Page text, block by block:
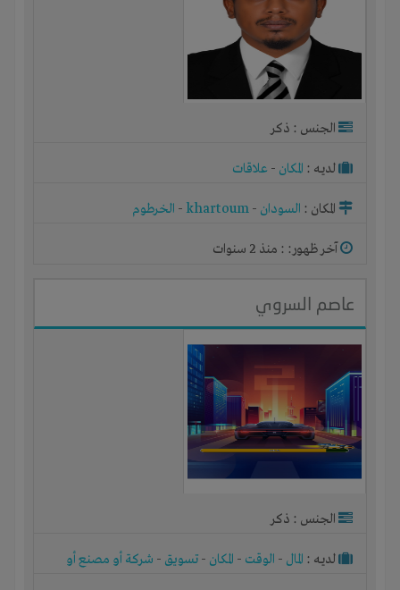
الجنس : ذكر
لديـه : المكان - علاقات
المكان : السودان -
khartoum
- الخرطوم
آخر ظهور: : منذ 2 سنوات
عاصم السروي
الجنس : ذكر
لديـه : المال - الوقت - المكان - تسويق - شركة أو مصنع أو